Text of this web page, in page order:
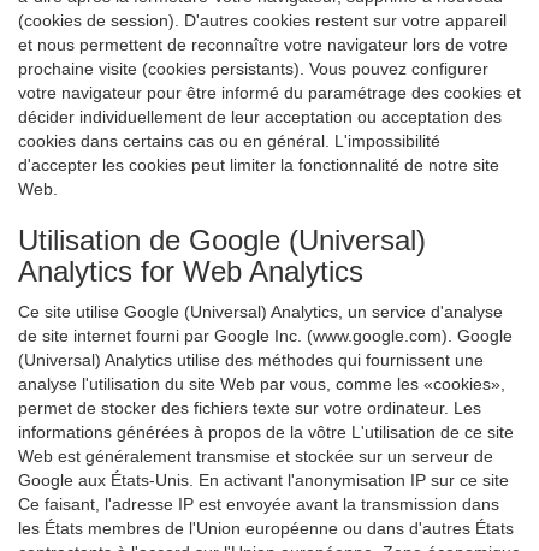
(cookies de session). D'autres cookies restent sur votre appareil
et nous permettent de reconnaître votre navigateur lors de votre
prochaine visite (cookies persistants). Vous pouvez configurer
votre navigateur pour être informé du paramétrage des cookies et
décider individuellement de leur acceptation ou acceptation des
cookies dans certains cas ou en général. L'impossibilité
d'accepter les cookies peut limiter la fonctionnalité de notre site
Web.
Utilisation de Google (Universal)
Analytics for Web Analytics
Ce site utilise Google (Universal) Analytics, un service d'analyse
de site internet fourni par Google Inc. (www.google.com). Google
(Universal) Analytics utilise des méthodes qui fournissent une
analyse l'utilisation du site Web par vous, comme les «cookies»,
permet de stocker des fichiers texte sur votre ordinateur. Les
informations générées à propos de la vôtre L'utilisation de ce site
Web est généralement transmise et stockée sur un serveur de
Google aux États-Unis. En activant l'anonymisation IP sur ce site
Ce faisant, l'adresse IP est envoyée avant la transmission dans
les États membres de l'Union européenne ou dans d'autres États